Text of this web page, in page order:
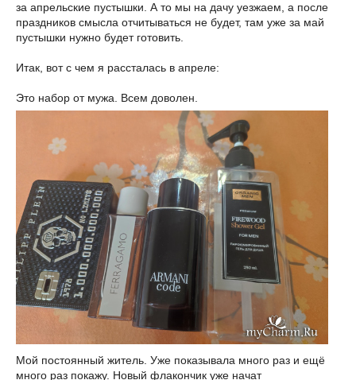
за апрельские пустышки. А то мы на дачу уезжаем, а после
праздников смысла отчитываться не будет, там уже за май
пустышки нужно будет готовить.
Итак, вот с чем я рассталась в апреле:
Это набор от мужа. Всем доволен.
Мой постоянный житель. Уже показывала много раз и ещё
много раз покажу. Новый флакончик уже начат